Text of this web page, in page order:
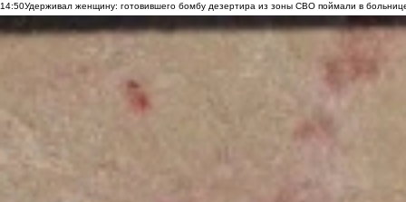
14:50Удерживал женщину: готовившего бомбу дезертира из зоны СВО поймали в